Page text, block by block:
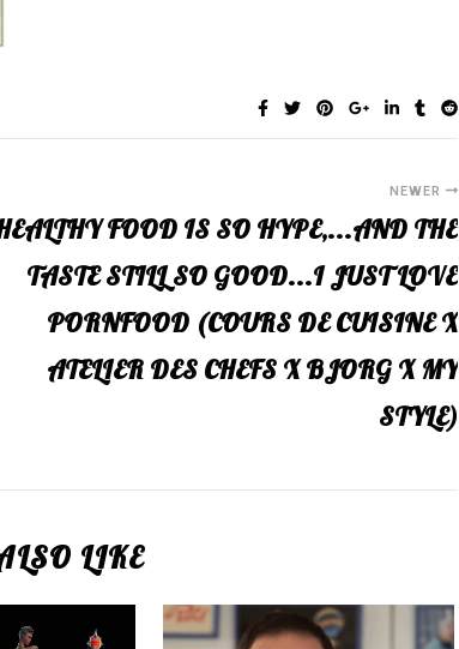
NEWER
FOOD IS SO HYPE,...AND THE
TASTE STILL SO GOOD...I JUST LOVE
PORNFOOD (COURS DE CUISINE X
ATELIER DES CHEFS X BJORG X MY
STYLE)
LIKE